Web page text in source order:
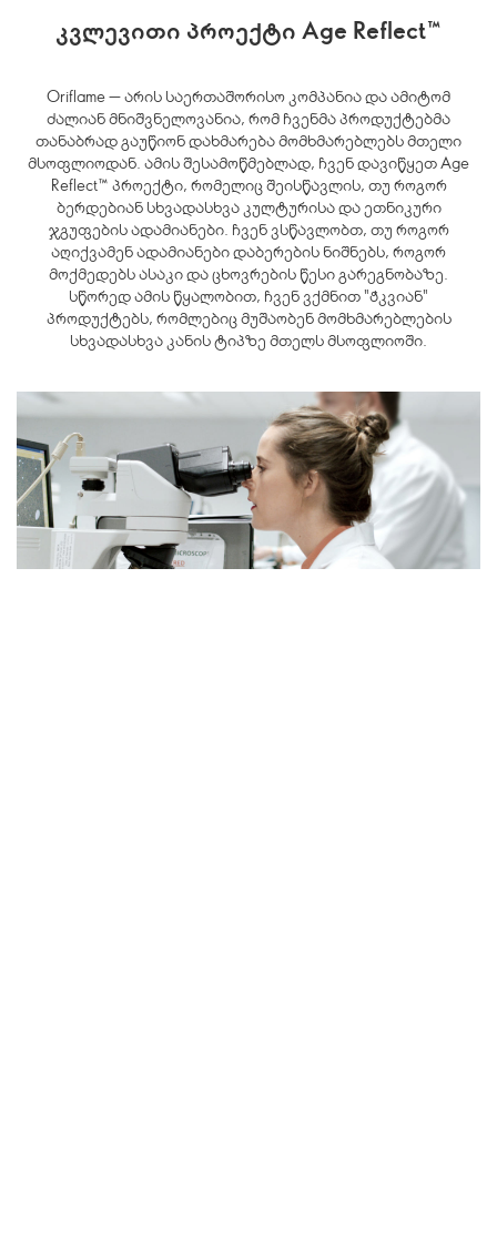
კვლევითი პროექტი Age Reflect™
Oriflame — არის საერთაშორისო კომპანია და ამიტომ
ძალიან მნიშვნელოვანია, რომ ჩვენმა პროდუქტებმა
თანაბრად გაუწიონ დახმარება მომხმარებლებს მთელი
მსოფლიოდან. ამის შესამოწმებლად, ჩვენ დავიწყეთ Age
Reflect™ პროექტი, რომელიც შეისწავლის, თუ როგორ
ბერდებიან სხვადასხვა კულტურისა და ეთნიკური
ჯგუფების ადამიანები. ჩვენ ვსწავლობთ, თუ როგორ
აღიქვამენ ადამიანები დაბერების ნიშნებს, როგორ
მოქმედებს ასაკი და ცხოვრების წესი გარეგნობაზე.
სწორედ ამის წყალობით, ჩვენ ვქმნით "ჭკვიან"
პროდუქტებს, რომლებიც მუშაობენ მომხმარებლების
სხვადასხვა კანის ტიპზე მთელს მსოფლიოში.